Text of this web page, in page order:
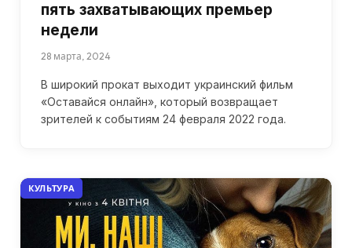
пять захватывающих премьер
недели
28 марта, 2024
В широкий прокат выходит украинский фильм
«Оставайся онлайн», который возвращает
зрителей к событиям 24 февраля 2022 года.
КУЛЬТУРА